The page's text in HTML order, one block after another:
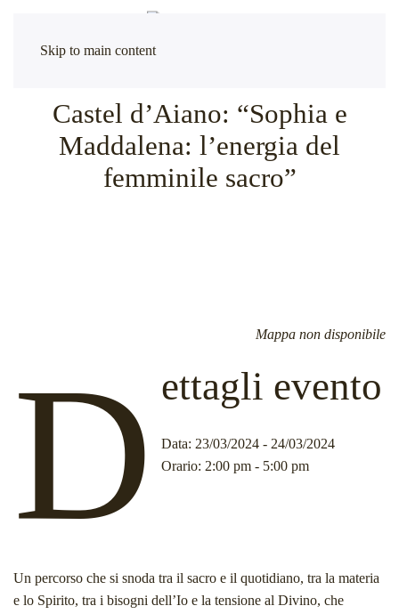
Skip to main content
Castel d’Aiano: “Sophia e
Maddalena: l’energia del
femminile sacro”
Mappa non disponibile
D ettagli evento
Data: 23/03/2024 - 24/03/2024
Orario: 2:00 pm - 5:00 pm
Un percorso che si snoda tra il sacro e il quotidiano, tra la materia
e lo Spirito, tra i bisogni dell’Io e la tensione al Divino, che